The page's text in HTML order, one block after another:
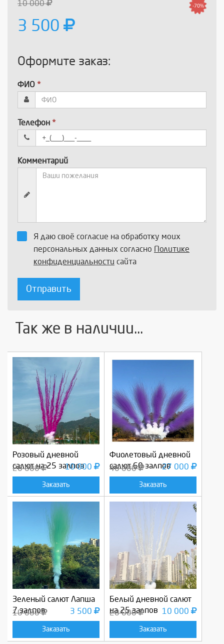
10 000
3 500
-70%
Оформите заказ:
ФИО *
Телефон *
Комментарий
Я даю своё согласие на обработку моих
персональных данных согласно Политике
конфиденциальности сайта
Отправить
Так же в наличии...
Розовый дневной
салют на 25 залпов
20 000 10 000
Заказать
Фиолетовый дневной
салют 60 залпов
40 000 27 000
Заказать
Зеленый салют Лапша
7 залпов
10 000 3 500
Заказать
Белый дневной салют
на 25 залпов
20 000 10 000
Заказать